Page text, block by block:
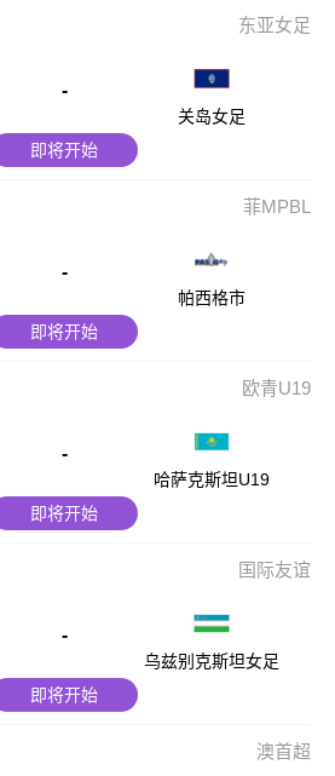
东亚女足
-
关岛女足
即将开始
菲MPBL
-
帕西格市
即将开始
欧青U19
-
哈萨克斯坦U19
即将开始
国际友谊
-
乌兹别克斯坦女足
即将开始
澳首超